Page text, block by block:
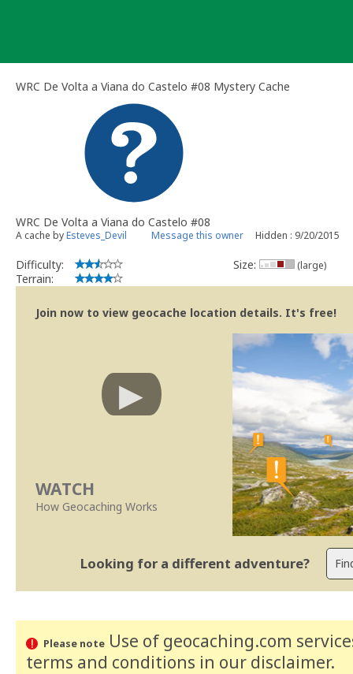
WRC De Volta a Viana do Castelo #08 Mystery Cache
WRC De Volta a Viana do Castelo #08
A cache byEsteves_Devil Message this owner Hidden : 9/20/2015
Difficulty:
Terrain:
Size: (large)
Join now to view geocache location details. It's free!
WATCH
How Geocaching Works
Looking for a different adventure?
Please noteUse of geocaching.com
terms and conditions in our disclaimer.